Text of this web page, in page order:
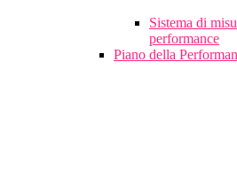
Sistema di
performance
Piano della